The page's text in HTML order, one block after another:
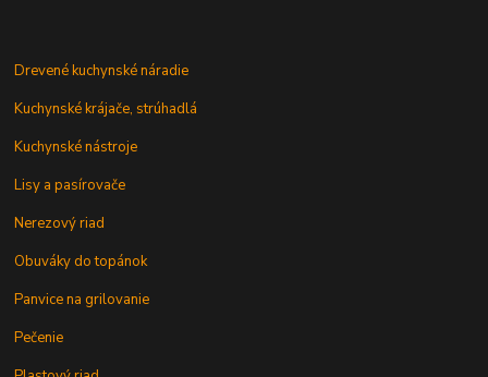
Drevené kuchynské náradie
Kuchynské krájače, strúhadlá
Kuchynské nástroje
Lisy a pasírovače
Nerezový riad
Obuváky do topánok
Panvice na grilovanie
Pečenie